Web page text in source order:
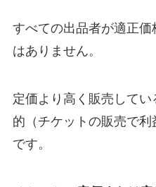
すべての出品者が適正
はありません。
定価より高く販売してい
的（チケットの販売で利
です。